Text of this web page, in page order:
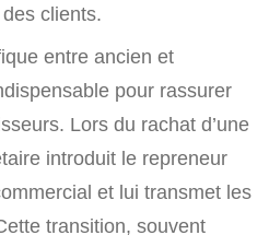
clients.
entre ancien et
pour rassurer
Lors du rachat d’une
introduit le repreneur
et lui transmet les
transition, souvent